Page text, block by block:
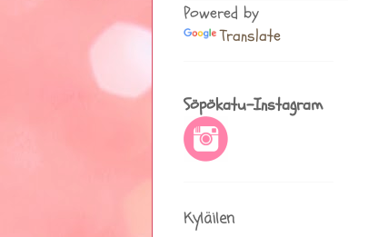
Powered by
Translate
Söpökatu-Instagram
Kyläilen